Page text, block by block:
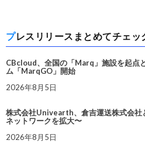
プレスリリースまとめてチェッ
CBcloud、全国の「Marq」施設を起点
ム「MarqGO」開始
2026年8月5日
株式会社Univearth、倉吉運送株式会社
ネットワークを拡大〜
2026年8月5日